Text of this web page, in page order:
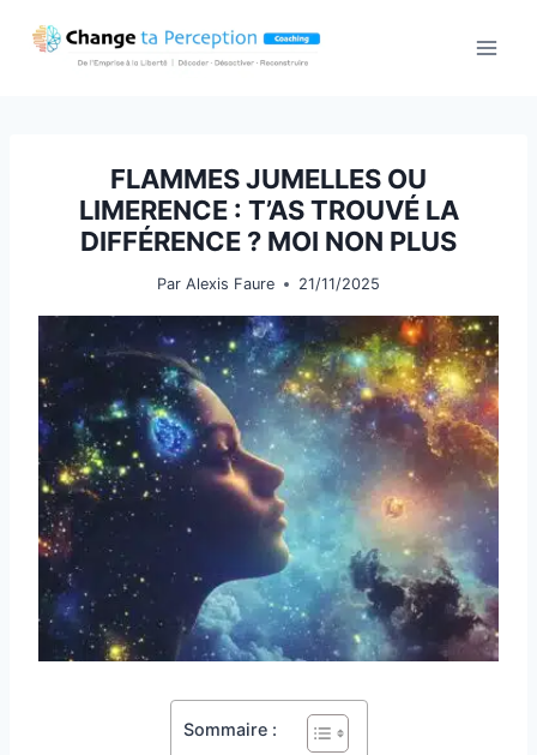
FLAMMES JUMELLES OU
LIMERENCE : T’AS TROUVÉ LA
DIFFÉRENCE ? MOI NON PLUS
Par Alexis Faure 21/11/2025
Sommaire :